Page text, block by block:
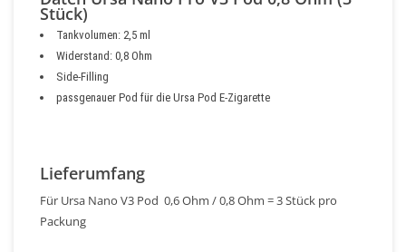
Stück)
Tankvolumen: 2,5 ml
Widerstand: 0,8 Ohm
Side-Filling
passgenauer Pod für die Ursa Pod E-Zigarette
Lieferumfang
Für Ursa Nano V3 Pod 0,6 Ohm / 0,8 Ohm = 3 Stück pro
Packung